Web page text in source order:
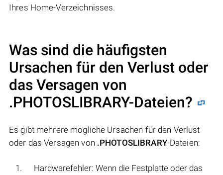
Ihres Home-Verzeichnisses.
Was sind die häufigsten
Ursachen für den Verlust oder
das Versagen von
.PHOTOSLIBRARY-Dateien?
Es gibt mehrere mögliche Ursachen für den Verlust
oder das Versagen von .PHOTOSLIBRARY-Dateien:
Hardwarefehler: Wenn die Festplatte oder das